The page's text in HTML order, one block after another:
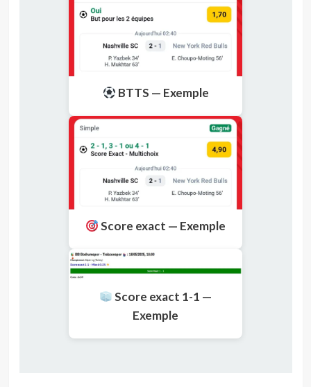
BTTS — Exemple
Score exact — Exemple
Score exact 1-1 —
Exemple